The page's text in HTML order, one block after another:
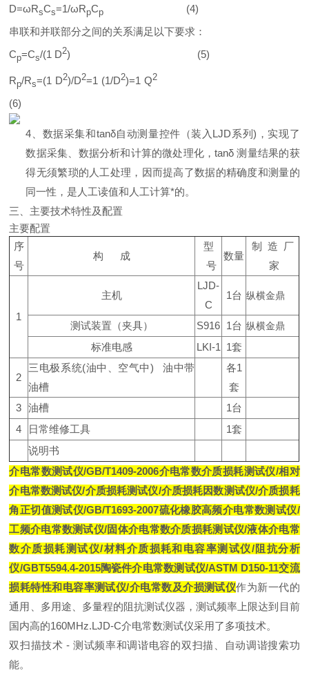
D=ωRsCs=1/ωRpCp
(4)
串联和并联部分之间的关系满足以下要求：
Cp=Cs/(1 D2) (5)
Rp/Rs=(1 D2)/D2=1 (1/D2)=1 Q2
(6)
4、 数据采集和tanδ自动测量控件（装入LJD系列)，实现了
数据采集、数据分析和计算的微处理化，tanδ 测量结果的获
得无须繁琐的人工处理，因而提高了数据的精确度和测量的
同一性，是人工读值和人工计算*的。
三、主要技术特性及配置
主要配置
序
号
构 成
型
号
数量
制 造 厂
家
1
主机
LJD-
C
1台 纵横金鼎
测试装置（夹具） S916 1台 纵横金鼎
标准电感 LKI-1 1套
2
三电极系统(油中、空气中) 油中带
油槽
各1
套
3
油槽
1台
4
日常维修工具
1套
说明书
介电常数测试仪/GB/T1409-2006介电常数介质损耗测试仪/相对
介电常数测试仪/介质损耗测试仪/介质损耗因数测试仪/介质损耗
角正切值测试仪/GB/T1693-2007硫化橡胶高频介电常数测试仪/
工频介电常数测试仪/固体介电常数介质损耗测试仪/液体介电常
数介质损耗测试仪/材料介质损耗和电容率测试仪/阻抗分析
仪/GBT5594.4-2015陶瓷件介电常数测试仪/ASTM D150-11交流
损耗特性和电容率测试仪/介电常数及介损测试仪作为新一代的
通用、多用途、多量程的阻抗测试仪器，测试频率上限达到目前
国内高的160MHz.LJD-C介电常数测试仪采用了多项技术。
双扫描技术 - 测试频率和调谐电容的双扫描、自动调谐搜索功
能。